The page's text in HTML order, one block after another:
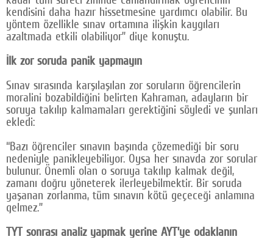
kendisini daha hazır hissetmesine yardımcı olabilir. Bu
yöntem özellikle sınav ortamına ilişkin kaygıları
azaltmada etkili olabiliyor” diye konuştu.
İlk zor soruda panik yapmayın
Sınav sırasında karşılaşılan zor soruların öğrencilerin
moralini bozabildiğini belirten Kahraman, adayların bir
soruya takılıp kalmamaları gerektiğini söyledi ve şunları
ekledi:
“Bazı öğrenciler sınavın başında çözemediği bir soru
nedeniyle panikleyebiliyor. Oysa her sınavda zor sorular
bulunur. Önemli olan o soruya takılıp kalmak değil,
zamanı doğru yöneterek ilerleyebilmektir. Bir soruda
yaşanan zorlanma, tüm sınavın kötü geçeceği anlamına
gelmez.”
TYT sonrası analiz yapmak yerine AYT’ye odaklanın